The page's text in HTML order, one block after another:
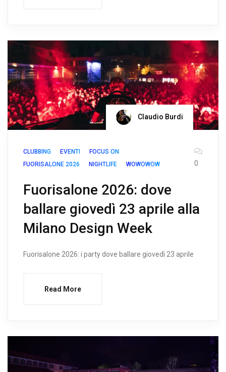
Claudio Burdi
CLUBBING EVENTI
FOCUS ON
FUORISALONE 2026
NIGHTLIFE WOWOWOW 0
Fuorisalone 2026: dove
ballare giovedì 23 aprile alla
Milano Design Week
Fuorisalone 2026: i party dove ballare giovedì 23 aprile
Read More